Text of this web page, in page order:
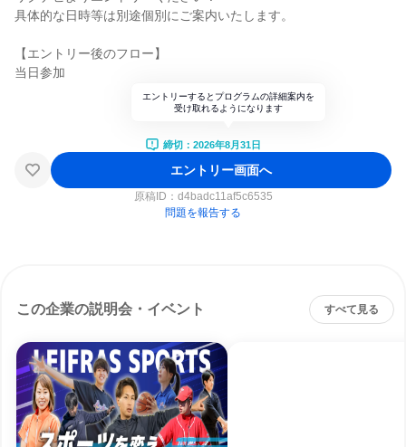
具体的な日時等は別途個別にご案内いたします。
【エントリー後のフロー】
当日参加
エントリーするとプログラムの詳細案内を
受け取れるようになります
締切：2026年8月31日
エントリー画面へ
原稿ID： d4badc11af5c6535
問題を報告する
この企業の説明会・イベント すべて見る